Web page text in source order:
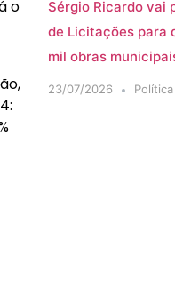
o
Sérgio Ricardo vai
de Licitações para
mil obras
23/07/2026 Política